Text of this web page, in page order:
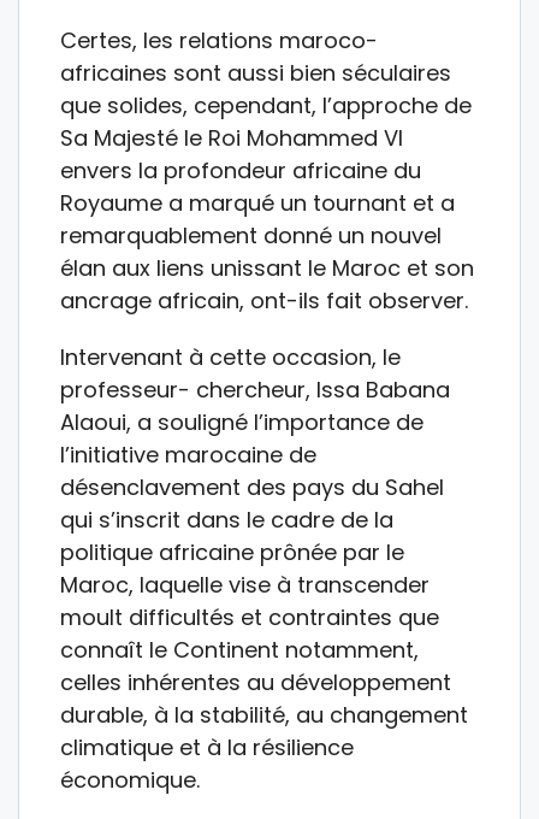
Certes, les relations maroco-
africaines sont aussi bien séculaires
que solides, cependant, l’approche de
Sa Majesté le Roi Mohammed VI
envers la profondeur africaine du
Royaume a marqué un tournant et a
remarquablement donné un nouvel
élan aux liens unissant le Maroc et son
ancrage africain, ont-ils fait observer.
Intervenant à cette occasion, le
professeur- chercheur, Issa Babana
Alaoui, a souligné l’importance de
l’initiative marocaine de
désenclavement des pays du Sahel
qui s’inscrit dans le cadre de la
politique africaine prônée par le
Maroc, laquelle vise à transcender
moult difficultés et contraintes que
connaît le Continent notamment,
celles inhérentes au développement
durable, à la stabilité, au changement
climatique et à la résilience
économique.